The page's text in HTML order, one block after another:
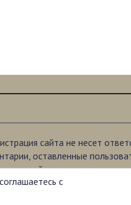
сайта не несет
оставленные
на сайте представлен
целях.
с